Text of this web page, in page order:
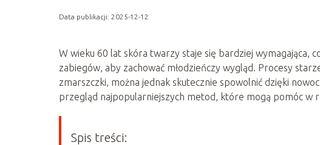
Data publikacji: 2025-12-12
W wieku 60 lat skóra twarzy staje się bardziej wymagająca,
zabiegów, aby zachować młodzieńczy wygląd. Procesy
zmarszczki, można jednak skutecznie spowolnić dzięki
przegląd najpopularniejszych metod, które mogą pomóc w
Spis treści: